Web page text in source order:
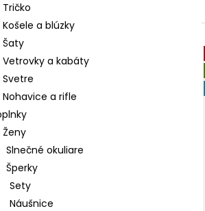
Tričko
Košele a blúzky
Šaty
Vetrovky a kabáty
Svetre
Nohavice a rifle
Ženy
Slnečné okuliare
Šperky
Sety
Náušnice
i
i
PAPUČE